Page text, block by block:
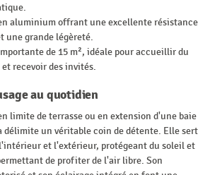
aluminium offrant une excellente résistance
une grande légèreté.
de 15 m², idéale pour accueillir du
recevoir des invités.
au quotidien
limite de terrasse ou en extension d'une baie
délimite un véritable coin de détente. Elle sert
et l'extérieur, protégeant du soleil et
de profiter de l'air libre. Son